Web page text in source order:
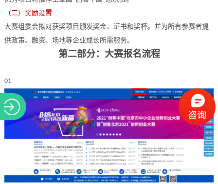
（二）奖励设置
大赛组委会拟对获奖项目颁发奖金、证书和奖杯。并为所有参赛者提
供政策、融资、场地等企业成长所需服务。
第二部分：大赛报名流程
01